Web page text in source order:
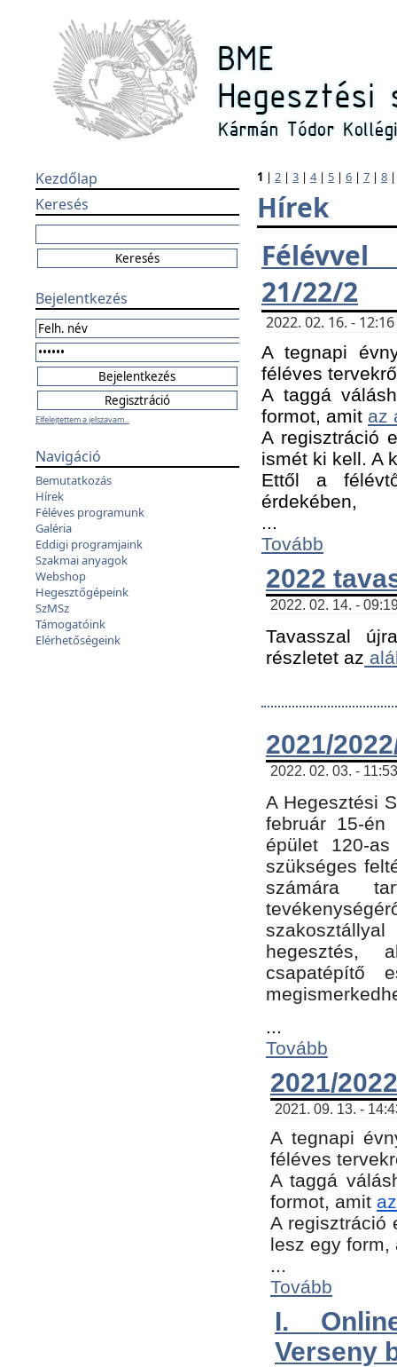
Kezdőlap
Keresés
Bejelentkezés
Elfelejtettem a jelszavam...
Navigáció
Bemutatkozás
Hírek
Féléves programunk
Galéria
Eddigi programjaink
Szakmai anyagok
Webshop
Hegesztőgépeink
SzMSz
Támogatóink
Elérhetőségeink
1 | 2 | 3 | 4| 5 | 6 | 7 | 8
Hírek
21/22/2
2022. 02. 16. -
A tegnapi
féléves
A taggá
formot, amit az
A regisztráció
ismét ki kell. A
Ettől a
érdekében,
...
Tovább
2022
2022. 02. 14. -
Tavasszal
részletet az
2021/
2022. 02. 03. -
A Hegesztési
február 15-
épület 120-
szükséges
számára
hegesztés,
csapatépítő
...
Tovább
2021/
2021. 09. 13. -
A tegnapi
féléves
A taggá
formot, amit
A regisztráció
lesz egy
...
Tovább
I.
Verseny